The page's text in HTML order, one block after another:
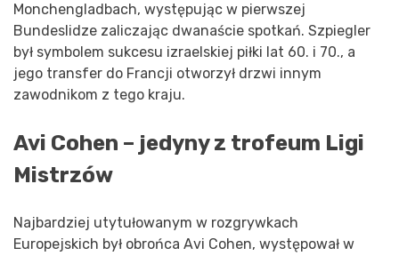
Monchengladbach, występując w pierwszej
Bundeslidze zaliczając dwanaście spotkań. Szpiegler
był symbolem sukcesu izraelskiej piłki lat 60. i 70., a
jego transfer do Francji otworzył drzwi innym
zawodnikom z tego kraju.
Avi Cohen – jedyny z trofeum Ligi
Mistrzów
Najbardziej utytułowanym w rozgrywkach
Europejskich był obrońca Avi Cohen, występował w